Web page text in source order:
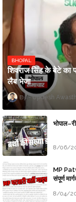
BHOPAL
शिवराज सिंह के बेटे का
लैब भेजा
Updesh
8/06/
MP
संपूर्ण
8/04/